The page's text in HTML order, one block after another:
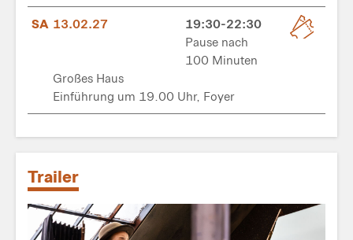
SA 13.02.27
19:30-22:30
Pause nach
100 Minuten
Großes Haus
Einführung um 19.00 Uhr, Foyer
Trailer